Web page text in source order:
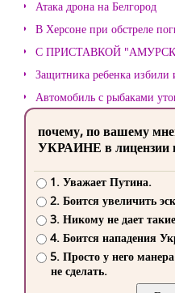
Атака дрона на Белгород
В Херсоне при обстреле
С ПРИСТАВКОЙ
Защитника ребенка избили
Автомобиль с рыбаками
почему, по вашему
УКРАИНЕ в лицензии
1. Уважает Путина.
2. Боится увеличить
3. Никому не дает
4. Боится нападения
5. Просто у него
не сделать.